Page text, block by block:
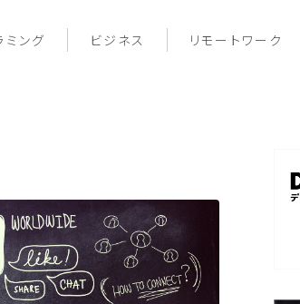
ミング ビジネス リモートワーク